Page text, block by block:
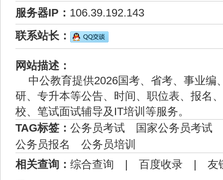
服务器IP： 106.39.192.143
联系站长：
网站描述：
中公教育提供2026国考、省考、事业编
研、专升本等公告、时间、职位表、报名
校、笔试面试辅导及IT培训等服务。
TAG标签： 公务员考试
国家公务员考试
公务员报名
公务员培训
相关查询： 综合查询 | 百度收录 | 友